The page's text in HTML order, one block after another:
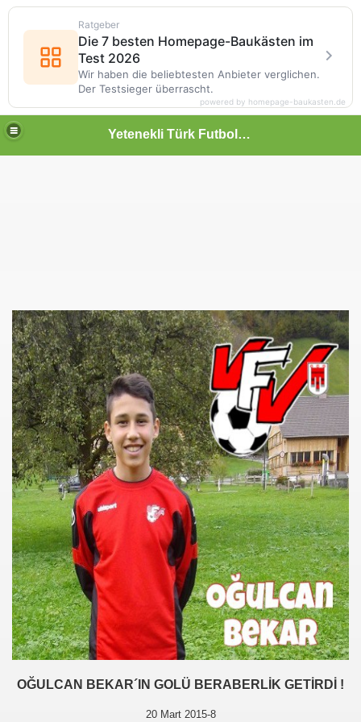
Yetenekli Türk Futbolcular
OĞULCAN BEKAR´IN GOLÜ BERABERLİK GETİRDİ !
20 Mart 2015-8
Ratgeber
Die 7 besten Homepage-Baukästen im
Test 2026
Wir haben die beliebtesten Anbieter verglichen.
Der Testsieger überrascht.
powered by homepage-baukasten.de